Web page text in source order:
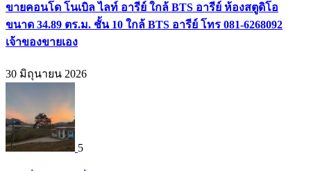
ขายคอนโด โนเบิล ไลท์ อารีย์ ใกล้ BTS อารีย์ ห้องสตูดิโอ
ขนาด 34.89 ตร.ม. ชั้น 10 ใกล้ BTS อารีย์ โทร 081-6268092
เจ้าของขายเอง
30 มิถุนายน 2026
5